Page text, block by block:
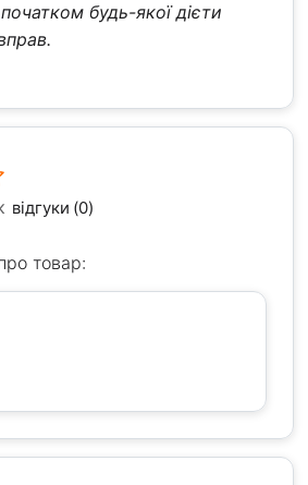
будь-якої дієти
відгуки (0)
товар: